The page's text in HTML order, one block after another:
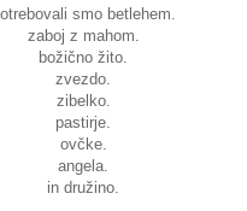
smo betlehem.
zaboj z mahom.
božično žito.
zvezdo.
zibelko.
pastirje.
ovčke.
angela.
in družino.